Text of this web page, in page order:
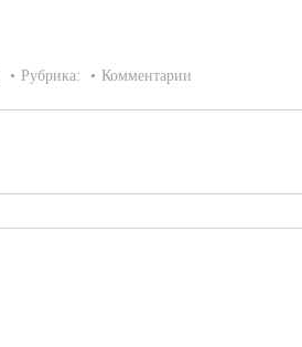
Рубрика: Комментарии